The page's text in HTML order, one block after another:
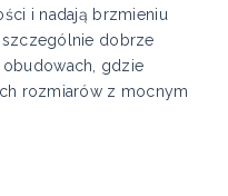
i nadają brzmieniu
szczególnie dobrze
gdzie
rozmiarów z mocnym